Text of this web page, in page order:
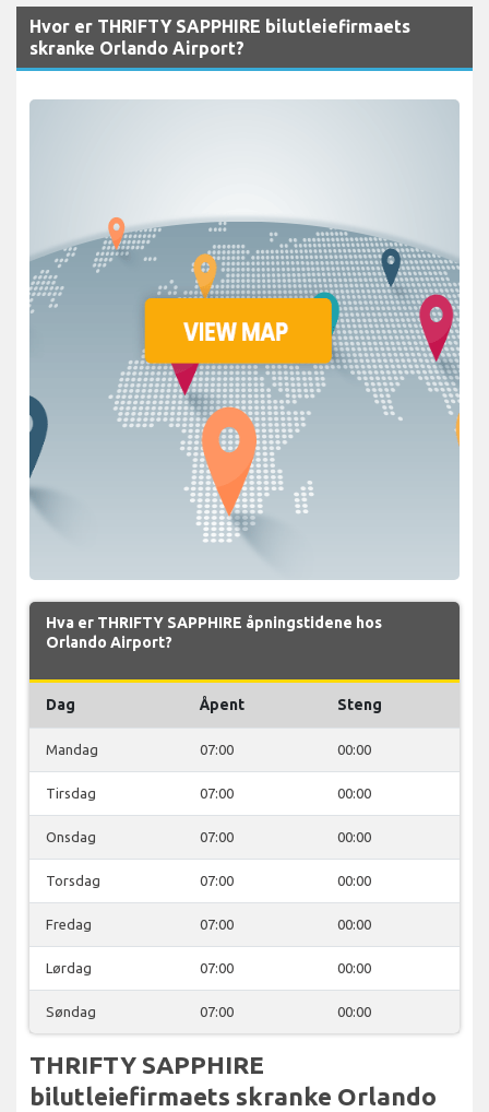
Hvor er THRIFTY SAPPHIRE bilutleiefirmaets
skranke Orlando Airport?
Hva er THRIFTY SAPPHIRE åpningstidene hos
Orlando Airport?
Dag Åpent Steng
Mandag 07:00 00:00
Tirsdag 07:00 00:00
Onsdag 07:00 00:00
Torsdag 07:00 00:00
Fredag 07:00 00:00
Lørdag 07:00 00:00
Søndag 07:00 00:00
THRIFTY SAPPHIRE
bilutleiefirmaets skranke Orlando